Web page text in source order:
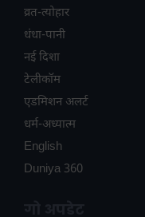
व्रत-त्योहार
धंधा-पानी
नई दिशा
टेलीकॉम
ए​डमिशन अलर्ट
धर्म-अध्यात्म
English
Duniya 360